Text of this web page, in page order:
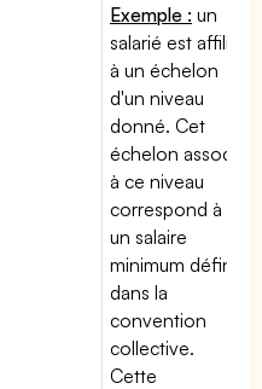
Exemple : un
salarié est affilié
à un échelon
d'un niveau
donné. Cet
échelon associé
à ce niveau
correspond à
un salaire
minimum défini
dans la
convention
collective.
Cette